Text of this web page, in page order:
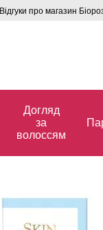
Відгуки про магазин
Догляд
за
волоссям